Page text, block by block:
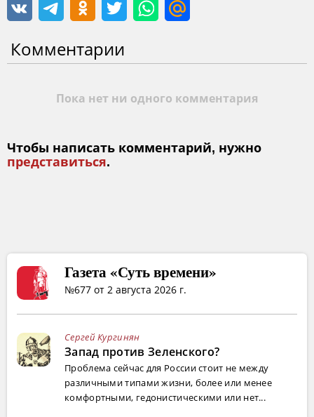
Комментарии
Пока нет ни одного комментария
Чтобы написать комментарий, нужно
представиться.
Газета «Суть времени»
№677 от 2 августа 2026 г.
Сергей Кургинян
Запад против Зеленского?
Проблема сейчас для России стоит не между
различными типами жизни, более или менее
комфортными, гедонистическими или нет...